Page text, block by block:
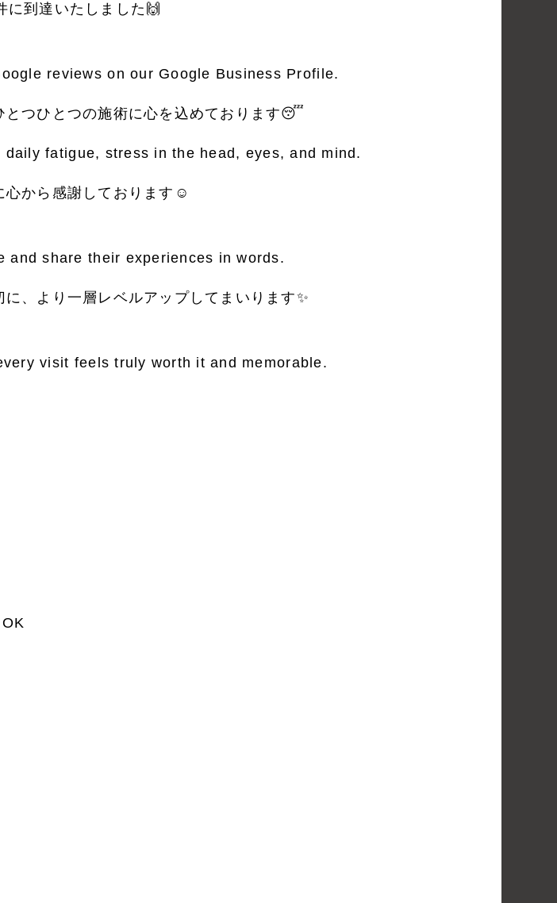
到達いたしました🙌
reviews on our Google Business Profile.
とつひとつの施術に心を込めております😴
fatigue, stress in the head, eyes, and mind.
心から感謝しております☺️
and share their experiences in words.
、より一層レベルアップしてまいります✨
visit feels truly worth it and memorable.